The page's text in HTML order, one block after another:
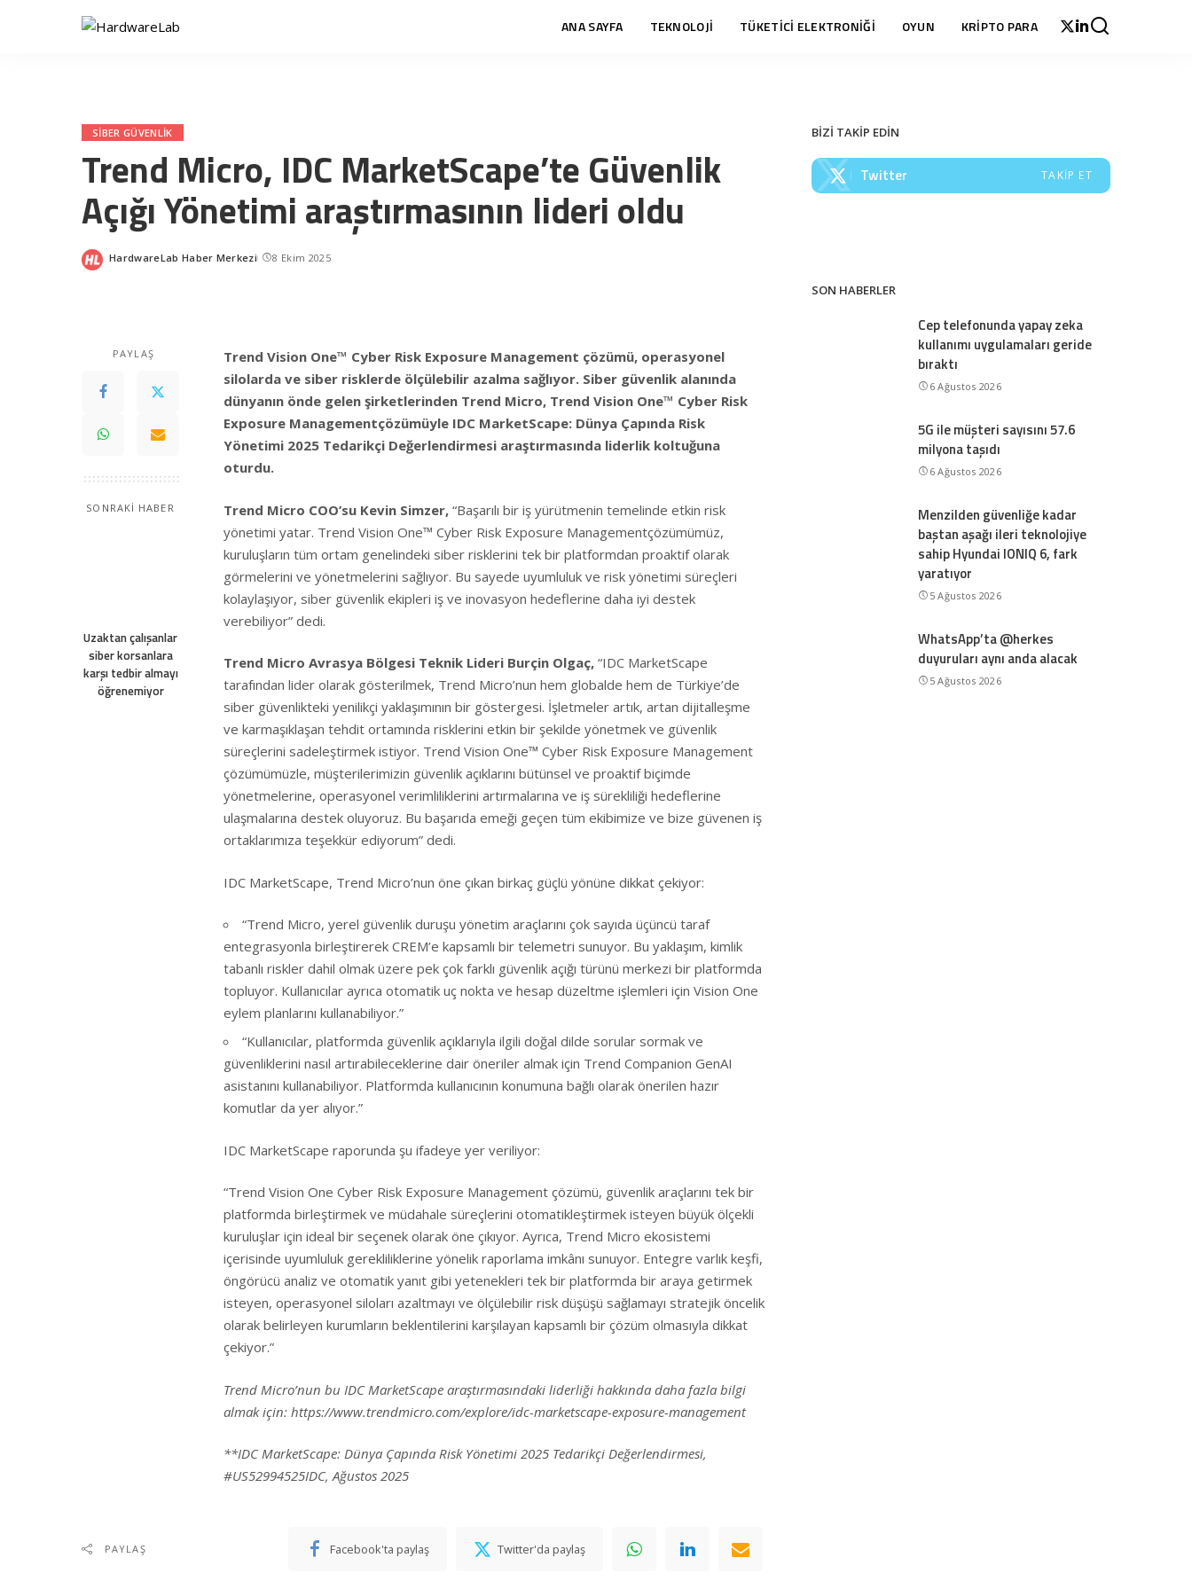
ANA SAYFA TEKNOLOJİ TÜKETİCİ ELEKTRONİĞİ OYUN KRİPTO PARA
SIBER GÜVENLIK
Trend Micro, IDC MarketScape’te Güvenlik
Açığı Yönetimi araştırmasının lideri oldu
Posted
HardwareLab Haber Merkezi 8 Ekim 2025
PAYLAŞ
SONRAKİ HABER
Uzaktan çalışanlar
siber korsanlara
karşı tedbir almayı
öğrenemiyor
Trend Vision One™ Cyber Risk Exposure Management çözümü, operasyonel
silolarda ve siber risklerde ölçülebilir azalma sağlıyor. Siber güvenlik alanında
dünyanın önde gelen şirketlerinden Trend Micro, Trend Vision One™ Cyber Risk
Exposure Managementçözümüyle IDC MarketScape: Dünya Çapında Risk
Yönetimi 2025 Tedarikçi Değerlendirmesi araştırmasında liderlik koltuğuna
oturdu.
Trend Micro COO’su Kevin Simzer, “Başarılı bir iş yürütmenin temelinde etkin risk
yönetimi yatar. Trend Vision One™ Cyber Risk Exposure Managementçözümümüz,
kuruluşların tüm ortam genelindeki siber risklerini tek bir platformdan proaktif olarak
görmelerini ve yönetmelerini sağlıyor. Bu sayede uyumluluk ve risk yönetimi süreçleri
kolaylaşıyor, siber güvenlik ekipleri iş ve inovasyon hedeflerine daha iyi destek
verebiliyor” dedi.
Trend Micro Avrasya Bölgesi Teknik Lideri Burçin Olgaç, “IDC MarketScape
tarafından lider olarak gösterilmek, Trend Micro’nun hem globalde hem de Türkiye’de
siber güvenlikteki yenilikçi yaklaşımının bir göstergesi. İşletmeler artık, artan dijitalleşme
ve karmaşıklaşan tehdit ortamında risklerini etkin bir şekilde yönetmek ve güvenlik
süreçlerini sadeleştirmek istiyor. Trend Vision One™ Cyber Risk Exposure Management
çözümümüzle, müşterilerimizin güvenlik açıklarını bütünsel ve proaktif biçimde
yönetmelerine, operasyonel verimliliklerini artırmalarına ve iş sürekliliği hedeflerine
ulaşmalarına destek oluyoruz. Bu başarıda emeği geçen tüm ekibimize ve bize güvenen iş
ortaklarımıza teşekkür ediyorum” dedi.
IDC MarketScape, Trend Micro’nun öne çıkan birkaç güçlü yönüne dikkat çekiyor:
“Trend Micro, yerel güvenlik duruşu yönetim araçlarını çok sayıda üçüncü taraf
entegrasyonla birleştirerek CREM’e kapsamlı bir telemetri sunuyor. Bu yaklaşım, kimlik
tabanlı riskler dahil olmak üzere pek çok farklı güvenlik açığı türünü merkezi bir platformda
topluyor. Kullanıcılar ayrıca otomatik uç nokta ve hesap düzeltme işlemleri için Vision One
eylem planlarını kullanabiliyor.”
“Kullanıcılar, platformda güvenlik açıklarıyla ilgili doğal dilde sorular sormak ve
güvenliklerini nasıl artırabileceklerine dair öneriler almak için Trend Companion GenAI
asistanını kullanabiliyor. Platformda kullanıcının konumuna bağlı olarak önerilen hazır
komutlar da yer alıyor.”
IDC MarketScape raporunda şu ifadeye yer veriliyor:
“Trend Vision One Cyber Risk Exposure Management çözümü, güvenlik araçlarını tek bir
platformda birleştirmek ve müdahale süreçlerini otomatikleştirmek isteyen büyük ölçekli
kuruluşlar için ideal bir seçenek olarak öne çıkıyor. Ayrıca, Trend Micro ekosistemi
içerisinde uyumluluk gerekliliklerine yönelik raporlama imkânı sunuyor. Entegre varlık keşfi,
öngörücü analiz ve otomatik yanıt gibi yetenekleri tek bir platformda bir araya getirmek
isteyen, operasyonel siloları azaltmayı ve ölçülebilir risk düşüşü sağlamayı stratejik öncelik
olarak belirleyen kurumların beklentilerini karşılayan kapsamlı bir çözüm olmasıyla dikkat
çekiyor.”
Trend Micro’nun bu IDC MarketScape araştırmasındaki liderliği hakkında daha fazla bilgi
almak için: https://www.trendmicro.com/explore/idc-marketscape-exposure-management
**IDC MarketScape: Dünya Çapında Risk Yönetimi 2025 Tedarikçi Değerlendirmesi,
#US52994525IDC, Ağustos 2025
PAYLAŞ Facebook'ta paylaş Twitter'da paylaş
BİZİ TAKİP EDİN
Twitter TAKIP ET
SON HABERLER
Cep telefonunda yapay zeka
kullanımı uygulamaları geride
bıraktı
6 Ağustos 2026
5G ile müşteri sayısını 57.6
milyona taşıdı
6 Ağustos 2026
Menzilden güvenliğe kadar
baştan aşağı ileri teknolojiye
sahip Hyundai IONIQ 6, fark
yaratıyor
5 Ağustos 2026
WhatsApp’ta @herkes
duyuruları aynı anda alacak
5 Ağustos 2026